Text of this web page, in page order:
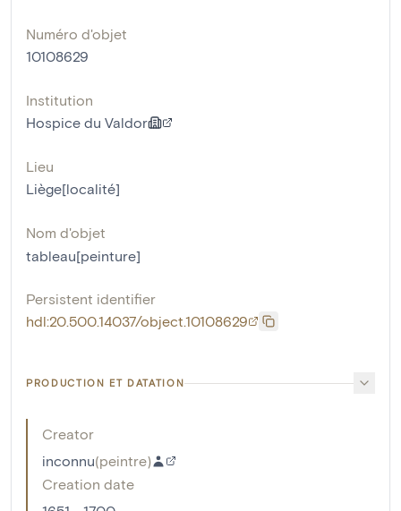
Numéro d'objet
10108629
Institution
Hospice du Valdor
Lieu
Liège[localité]
Nom d'objet
tableau[peinture]
Persistent identifier
hdl:20.500.14037/object.10108629
PRODUCTION ET DATATION
Creator
inconnu(peintre)
Creation date